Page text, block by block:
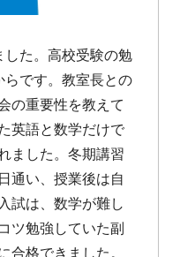
した。高校受験の勉
です。教室長との
の重要性を教えて
英語と数学だけで
ました。冬期講習
通い、授業後は自
試は、数学が難し
ツ勉強していた副
合格できました。